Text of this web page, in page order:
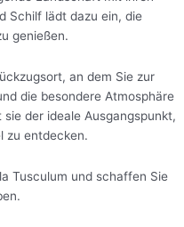
Schilf lädt dazu ein, die
genießen.
an dem Sie zur
die besondere Atmosphäre
der ideale Ausgangspunkt,
zu entdecken.
Tusculum und schaffen Sie